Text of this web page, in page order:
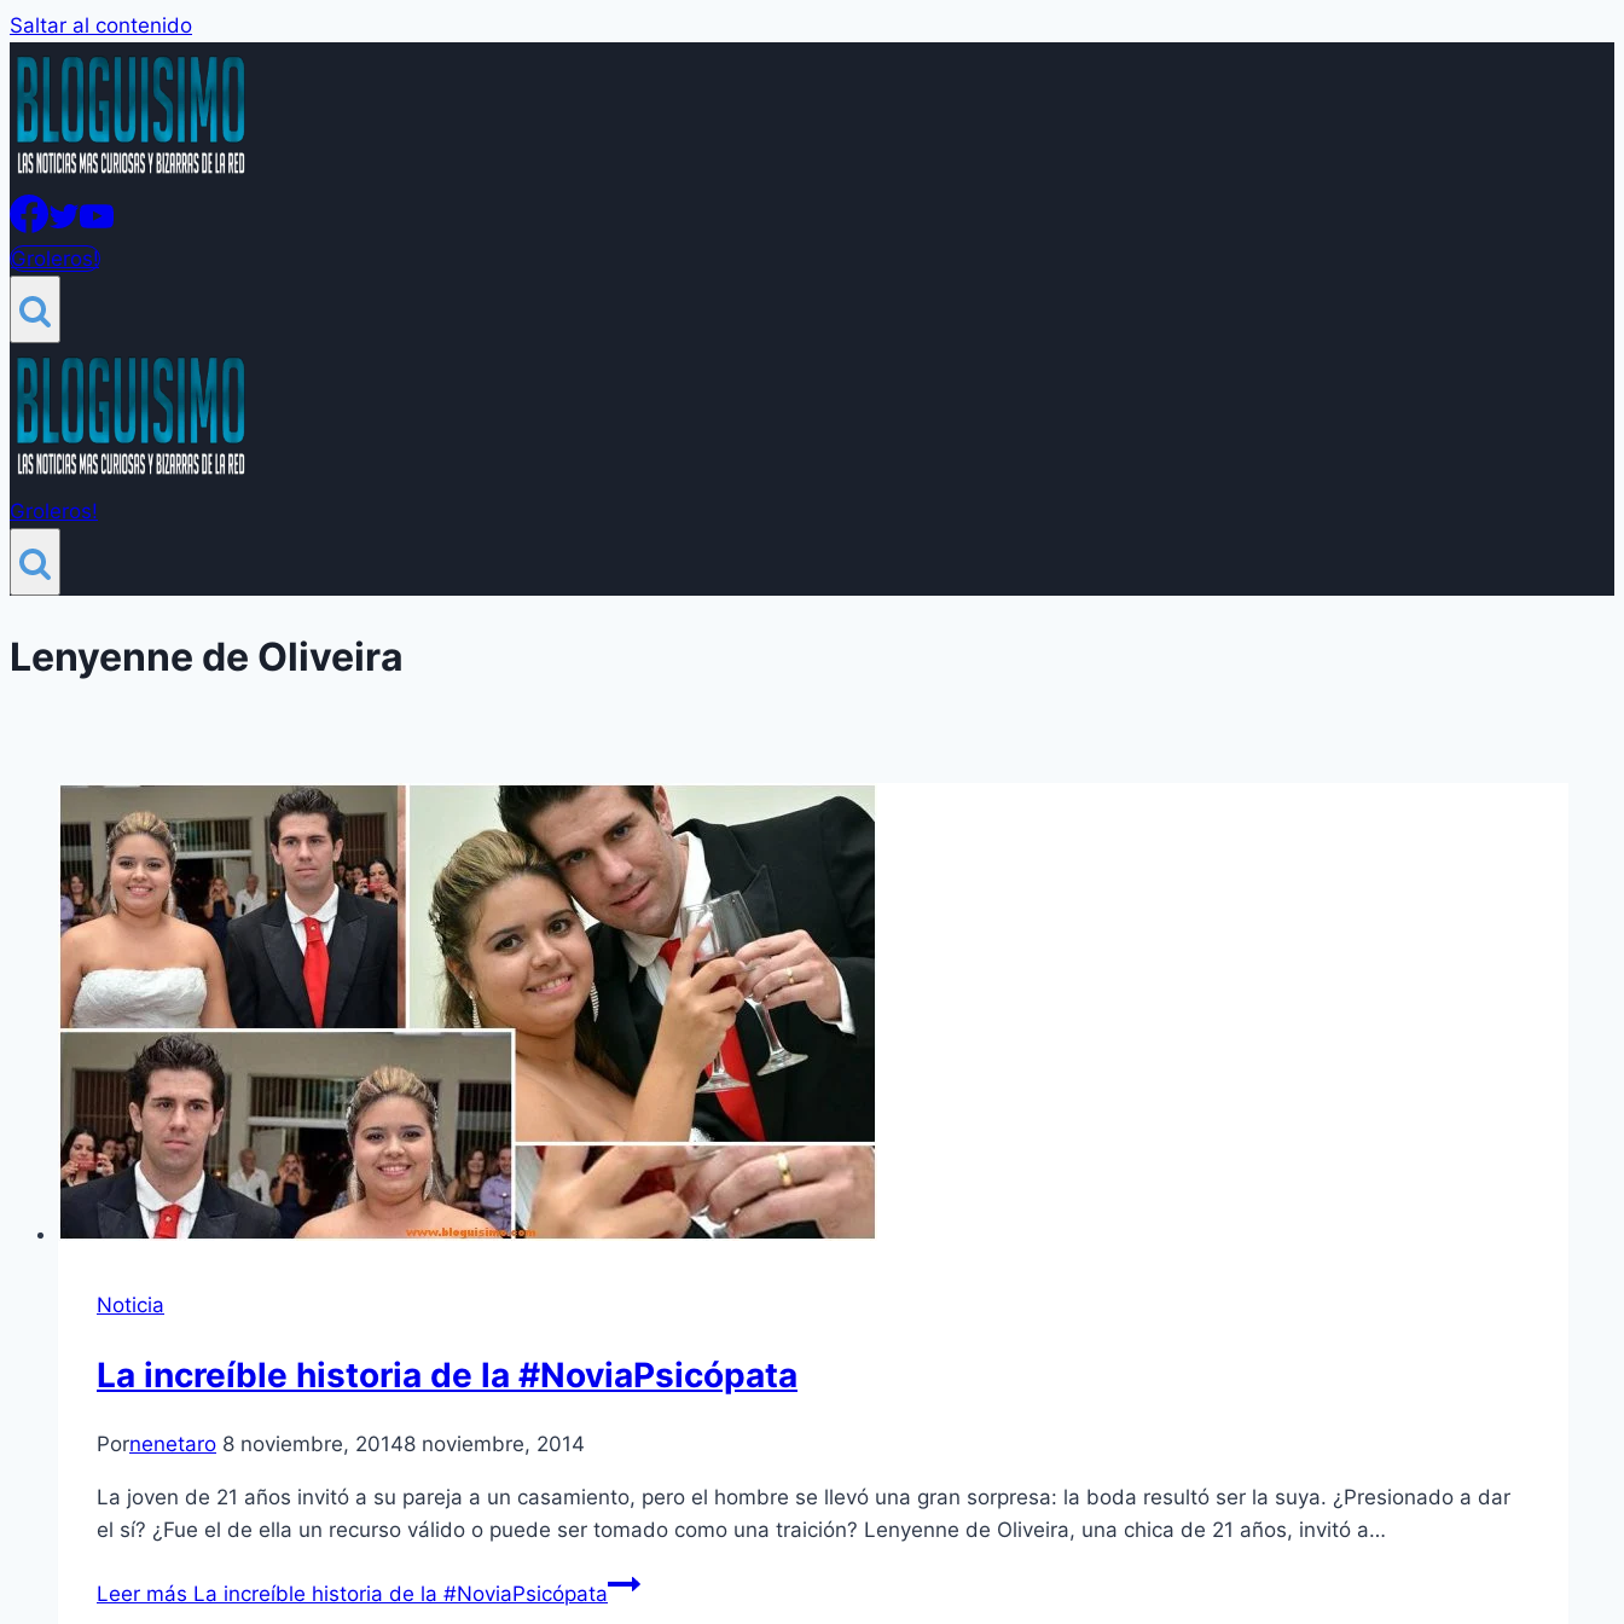
Saltar al contenido
Groleros!
Groleros!
Lenyenne de Oliveira
Noticia
La increíble historia de la #NoviaPsicópata
Pornenetaro 8 noviembre, 20148 noviembre, 2014
La joven de 21 años invitó a su pareja a un casamiento, pero el hombre se llevó una gran sorpresa: la boda resultó ser la suya. ¿Presionado a dar
el sí? ¿Fue el de ella un recurso válido o puede ser tomado como una traición? Lenyenne de Oliveira, una chica de 21 años, invitó a…
Leer más La increíble historia de la #NoviaPsicópata